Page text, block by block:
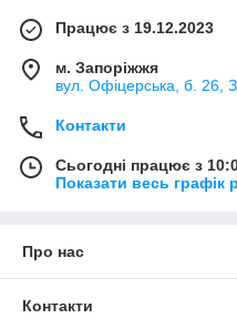
Працює з 19.12.2023
м. Запоріжжя
вул. Офіцерська, б. 26,
Контакти
Сьогодні працює з
Показати весь графік
Про нас
Контакти